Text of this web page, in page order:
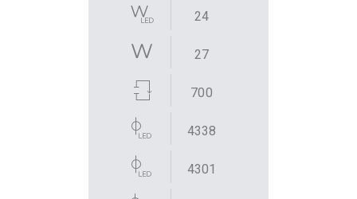
24
27
700
4338
4301